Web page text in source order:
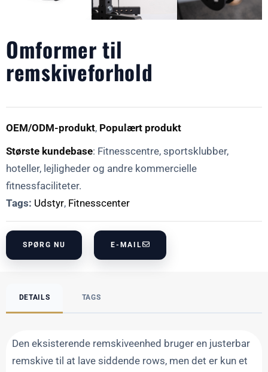
Omformer til
remskiveforhold
OEM/ODM-produkt, Populært produkt
Største kundebase: Fitnesscentre, sportsklubber,
hoteller, lejligheder og andre kommercielle
fitnessfaciliteter.
Tags: Udstyr, Fitnesscenter
SPØRG NU E-MAIL
DETAILS TAGS
Den eksisterende remskiveenhed bruger en justerbar
remskive til at lave siddende rows, men det er kun et